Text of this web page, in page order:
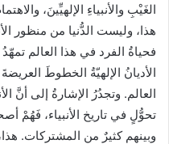
الغَيْبِ والأنبياءِ الإلهيِّينَ،
هذا، وليست الدُّنيا من منظور
فحياةُ الفرد في هذا العالم
الأديانُ الإلهيّةُ الخطوطَ
العالم. وتجدُرُ الإشارةُ إلى أنَّ
تحوُّلٍ في تاريخ الأنبياء، فَهُمْ
وبينهم كثيرٌ من المشتركات.